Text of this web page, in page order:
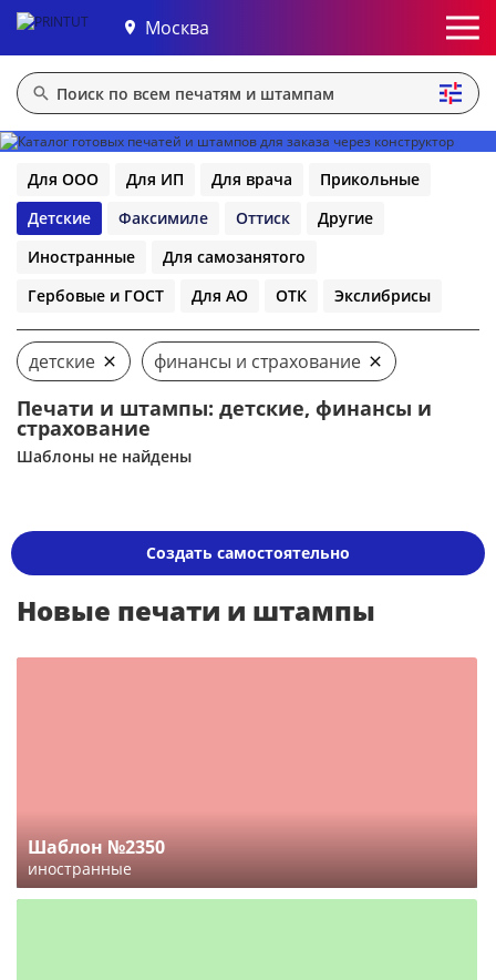
Москва
Для ООО Для ИП Для врача
Прикольные
Детские
Факсимиле Оттиск
Другие
Иностранные
Для самозанятого
Гербовые и ГОСТ
Для АО ОТК Экслибрисы
детские финансы и страхование
Печати и штампы: детские, финансы и
страхование
Шаблоны не найдены
Создать самостоятельно
Новые печати и штампы
Шаблон №2350
иностранные